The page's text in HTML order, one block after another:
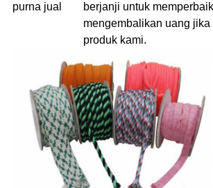
purna jual
berjanji untuk
mengembalikan uang
produk kami.